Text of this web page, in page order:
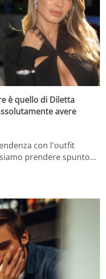
è quello di Diletta
avere
con l'outfit
prendere spunto…